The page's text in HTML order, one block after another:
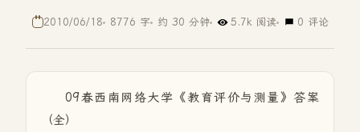
2010/06/18 8776 字 约 30 分钟 5.7k 阅读 0 评论
09春西南网络大学《教育评价与测量》答案
（全）